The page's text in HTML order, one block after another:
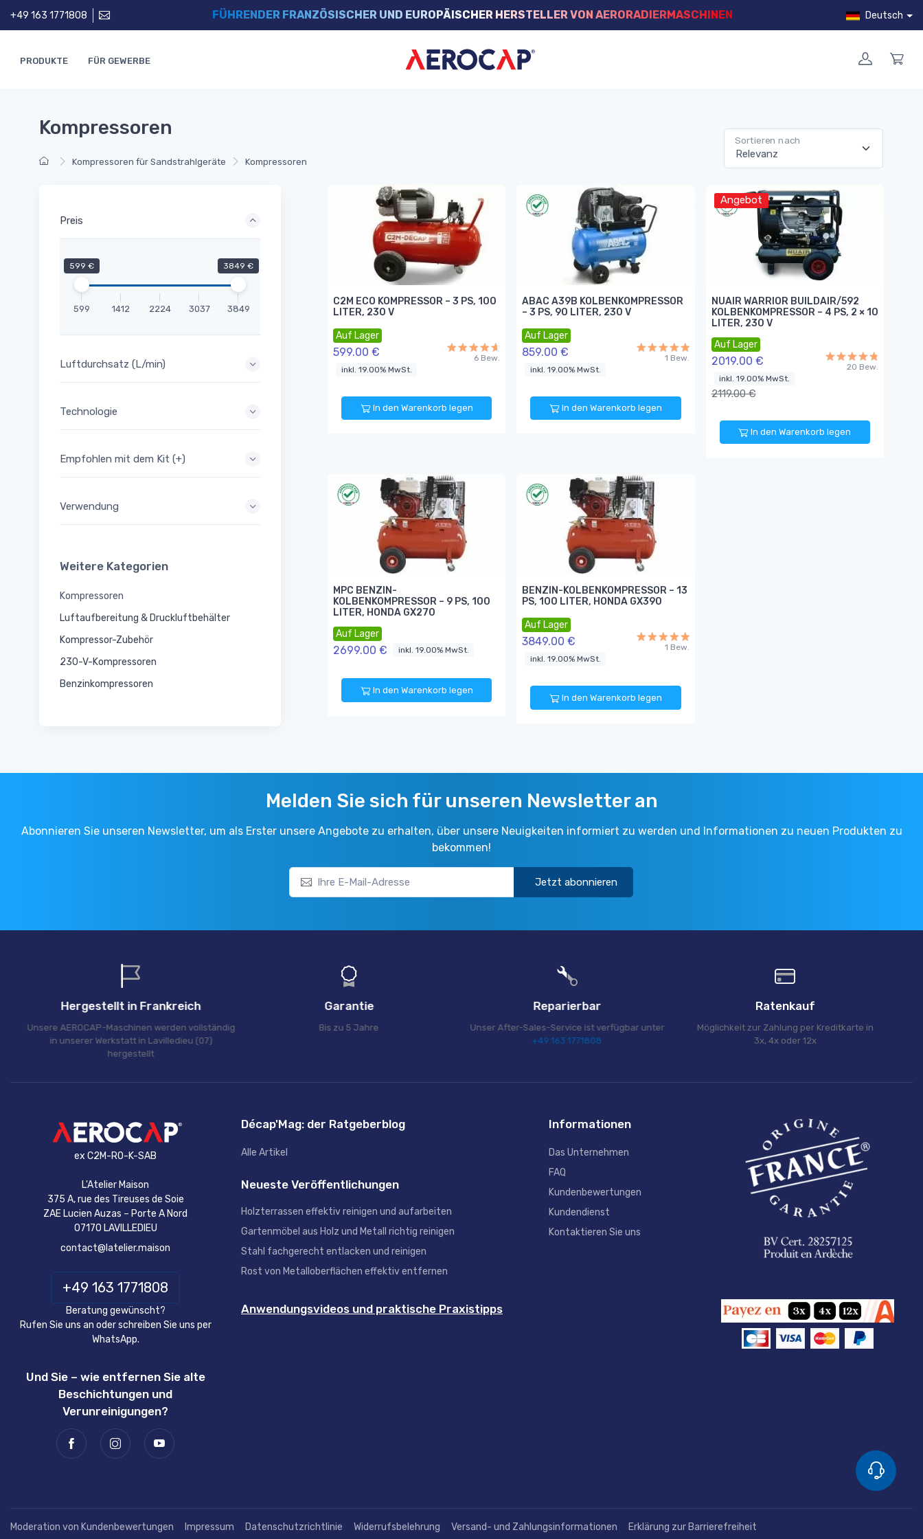
+49 163 1771808 FÜHRENDER FRANZÖSISCHER UND EUROPÄISCHER HERSTELLER VON AERORADIERMASCHINEN Deutsch
PRODUKTE FÜR GEWERBE
Kompressoren für Sandstrahlgeräte Kompressoren
Kompressoren
Sortieren nach
C2M ECO KOMPRESSOR – 3 PS, 100
LITER, 230 V
Auf Lager
599.00 €
inkl. 19.00% MwSt.
6 Bew.
In den Warenkorb legen
ABAC A39B KOLBENKOMPRESSOR
– 3 PS, 90 LITER, 230 V
Auf Lager
859.00 €
inkl. 19.00% MwSt.
1 Bew.
In den Warenkorb legen
Angebot
NUAIR WARRIOR BUILDAIR/592
KOLBENKOMPRESSOR – 4 PS, 2 × 10
LITER, 230 V
Auf Lager
2019.00 €
inkl. 19.00% MwSt.
2119.00 €
20 Bew.
In den Warenkorb legen
MPC BENZIN-
KOLBENKOMPRESSOR – 9 PS, 100
LITER, HONDA GX270
Auf Lager
2699.00 € inkl. 19.00% MwSt.
In den Warenkorb legen
BENZIN-KOLBENKOMPRESSOR – 13
PS, 100 LITER, HONDA GX390
Auf Lager
3849.00 €
inkl. 19.00% MwSt.
1 Bew.
In den Warenkorb legen
Preis
599 € 3849 €
599 1412 2224 3037 3849
Luftdurchsatz (L/min)
Technologie
Empfohlen mit dem Kit (+)
Verwendung
Weitere Kategorien
Kompressoren
Luftaufbereitung & Druckluftbehälter
Kompressor-Zubehör
230-V-Kompressoren
Benzinkompressoren
Melden Sie sich für unseren Newsletter an
Abonnieren Sie unseren Newsletter, um als Erster unsere Angebote zu erhalten, über unsere Neuigkeiten informiert zu werden und Informationen zu neuen Produkten zu
bekommen!
Jetzt abonnieren
Hergestellt in Frankreich
Unsere AEROCAP-Maschinen werden vollständig
in unserer Werkstatt in Lavilledieu (07)
hergestellt
Garantie
Bis zu 5 Jahre
Reparierbar
Unser After-Sales-Service ist verfügbar unter
+49 163 1771808
Ratenkauf
Möglichkeit zur Zahlung per Kreditkarte in
3x, 4x oder 12x
ex C2M-RO-K-SAB
L'Atelier Maison
375 A, rue des Tireuses de Soie
ZAE Lucien Auzas – Porte A Nord
07170 LAVILLEDIEU
contact@latelier.maison
+49 163 1771808
Beratung gewünscht?
Rufen Sie uns an oder schreiben Sie uns per
WhatsApp.
Und Sie – wie entfernen Sie alte
Beschichtungen und
Verunreinigungen?
Décap'Mag: der Ratgeberblog
Alle Artikel
Neueste Veröffentlichungen
Holzterrassen effektiv reinigen und aufarbeiten
Gartenmöbel aus Holz und Metall richtig reinigen
Stahl fachgerecht entlacken und reinigen
Rost von Metalloberflächen effektiv entfernen
Anwendungsvideos und praktische Praxistipps
Informationen
Das Unternehmen
FAQ
Kundenbewertungen
Kundendienst
Kontaktieren Sie uns
Moderation von Kundenbewertungen Impressum Datenschutzrichtlinie Widerrufsbelehrung Versand- und Zahlungsinformationen Erklärung zur Barrierefreiheit